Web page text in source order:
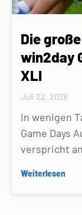
Die
win2day
XLI
Juli 22, 2026
In wenigen
Game Days
verspricht
Weiterlesen